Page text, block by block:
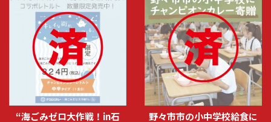
“海ごみゼロ大作戦！in石
野々市市の小中学校給食に